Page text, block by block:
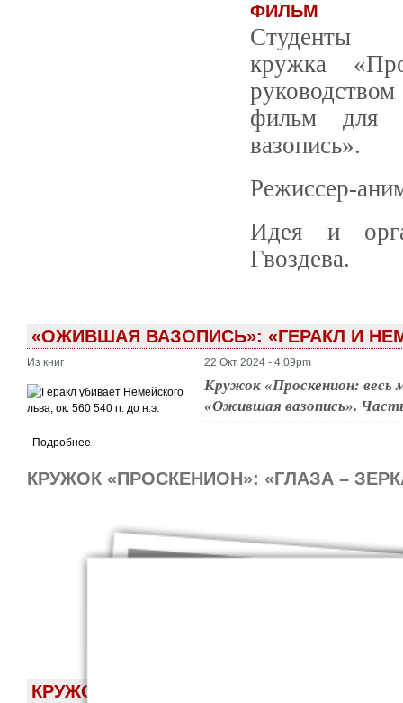
ФИЛЬМ
кружка
фильм для
вазопись».
Режиссер-
Идея и
Гвоздева.
«ОЖИВШАЯ ВАЗОПИСЬ»: «ГЕРАКЛ И
Из книг 22 Окт 2024 - 4:09pm
Кружок «Проскенион: весь
«Ожившая вазопись».
Подробнее
КРУЖОК «ПРОСКЕНИОН»: «ГЛАЗА –
КРУЖОК «ПРОСКЕНИОН»: «ГЛАЗА –